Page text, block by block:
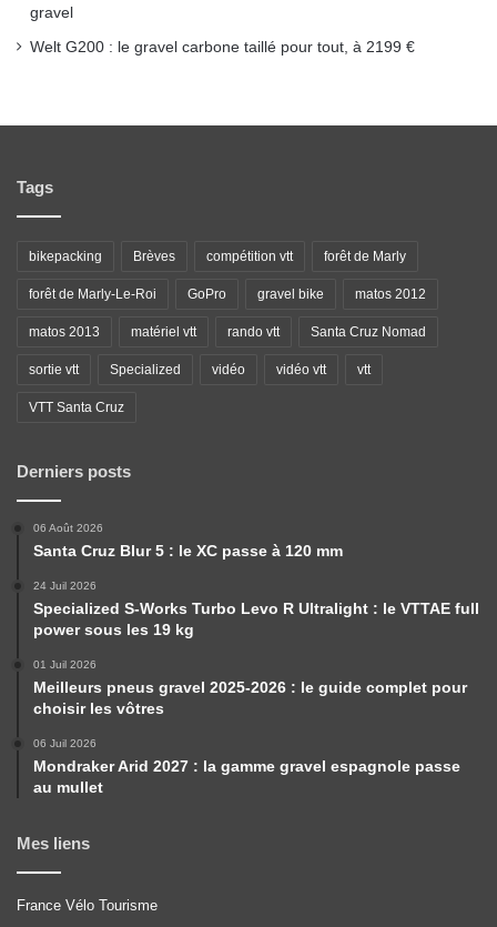
gravel
Welt G200 : le gravel carbone taillé pour tout, à 2199 €
Tags
bikepacking Brèves compétition vtt forêt de Marly
forêt de Marly-Le-Roi GoPro gravel bike matos 2012
matos 2013 matériel vtt rando vtt Santa Cruz Nomad
sortie vtt Specialized vidéo vidéo vtt vtt
VTT Santa Cruz
Derniers posts
06 Août 2026
Santa Cruz Blur 5 : le XC passe à 120 mm
24 Juil 2026
Specialized S-Works Turbo Levo R Ultralight : le VTTAE full
power sous les 19 kg
01 Juil 2026
Meilleurs pneus gravel 2025-2026 : le guide complet pour
choisir les vôtres
06 Juil 2026
Mondraker Arid 2027 : la gamme gravel espagnole passe
au mullet
Mes liens
France Vélo Tourisme